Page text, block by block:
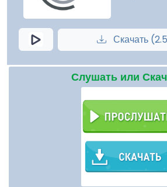
Скачать
Слушать или